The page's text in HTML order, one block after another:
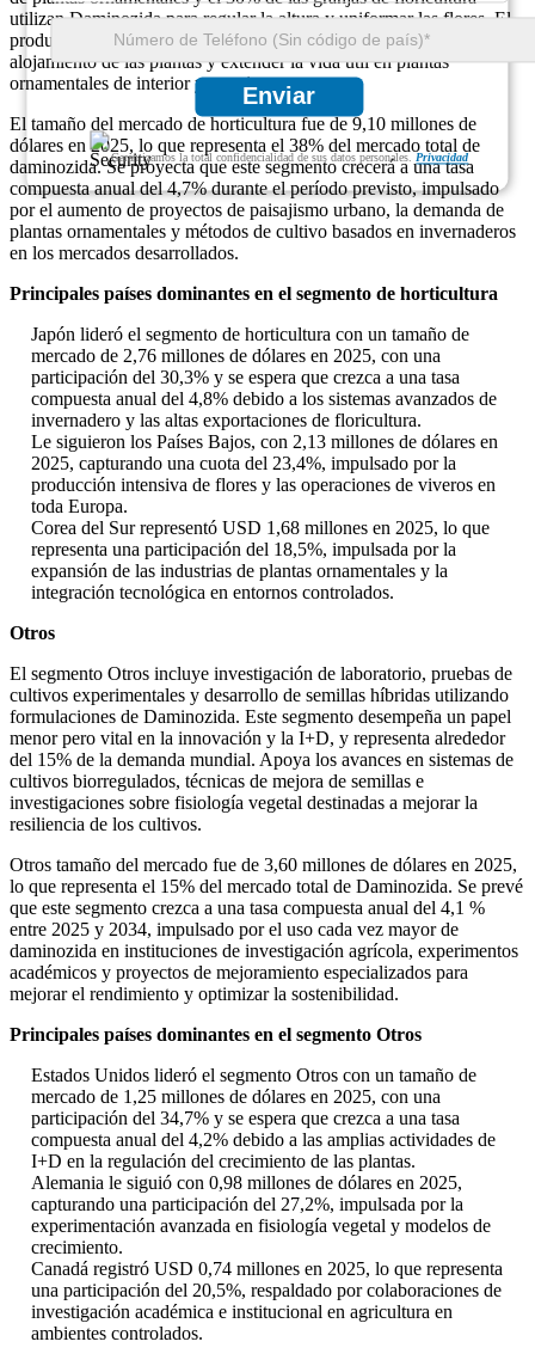
Enviar
Garantizamos la total confidencialidad de sus datos personales. Privacidad
utilizan Daminozida para regular la altura y uniformar las flores. El
producto ayuda a mejorar la intensidad del color, reducir el
alojamiento de las plantas y extender la vida útil en plantas
ornamentales de interior y exterior.
El tamaño del mercado de horticultura fue de 9,10 millones de
dólares en 2025, lo que representa el 38% del mercado total de
daminozida. Se proyecta que este segmento crecerá a una tasa
compuesta anual del 4,7% durante el período previsto, impulsado
por el aumento de proyectos de paisajismo urbano, la demanda de
plantas ornamentales y métodos de cultivo basados ​​en invernaderos
en los mercados desarrollados.
Principales países dominantes en el segmento de horticultura
Japón lideró el segmento de horticultura con un tamaño de
mercado de 2,76 millones de dólares en 2025, con una
participación del 30,3% y se espera que crezca a una tasa
compuesta anual del 4,8% debido a los sistemas avanzados de
invernadero y las altas exportaciones de floricultura.
Le siguieron los Países Bajos, con 2,13 millones de dólares en
2025, capturando una cuota del 23,4%, impulsado por la
producción intensiva de flores y las operaciones de viveros en
toda Europa.
Corea del Sur representó USD 1,68 millones en 2025, lo que
representa una participación del 18,5%, impulsada por la
expansión de las industrias de plantas ornamentales y la
integración tecnológica en entornos controlados.
Otros
El segmento Otros incluye investigación de laboratorio, pruebas de
cultivos experimentales y desarrollo de semillas híbridas utilizando
formulaciones de Daminozida. Este segmento desempeña un papel
menor pero vital en la innovación y la I+D, y representa alrededor
del 15% de la demanda mundial. Apoya los avances en sistemas de
cultivos biorregulados, técnicas de mejora de semillas e
investigaciones sobre fisiología vegetal destinadas a mejorar la
resiliencia de los cultivos.
Otros tamaño del mercado fue de 3,60 millones de dólares en 2025,
lo que representa el 15% del mercado total de Daminozida. Se prevé
que este segmento crezca a una tasa compuesta anual del 4,1 %
entre 2025 y 2034, impulsado por el uso cada vez mayor de
daminozida en instituciones de investigación agrícola, experimentos
académicos y proyectos de mejoramiento especializados para
mejorar el rendimiento y optimizar la sostenibilidad.
Principales países dominantes en el segmento Otros
Estados Unidos lideró el segmento Otros con un tamaño de
mercado de 1,25 millones de dólares en 2025, con una
participación del 34,7% y se espera que crezca a una tasa
compuesta anual del 4,2% debido a las amplias actividades de
I+D en la regulación del crecimiento de las plantas.
Alemania le siguió con 0,98 millones de dólares en 2025,
capturando una participación del 27,2%, impulsada por la
experimentación avanzada en fisiología vegetal y modelos de
crecimiento.
Canadá registró USD 0,74 millones en 2025, lo que representa
una participación del 20,5%, respaldado por colaboraciones de
investigación académica e institucional en agricultura en
ambientes controlados.